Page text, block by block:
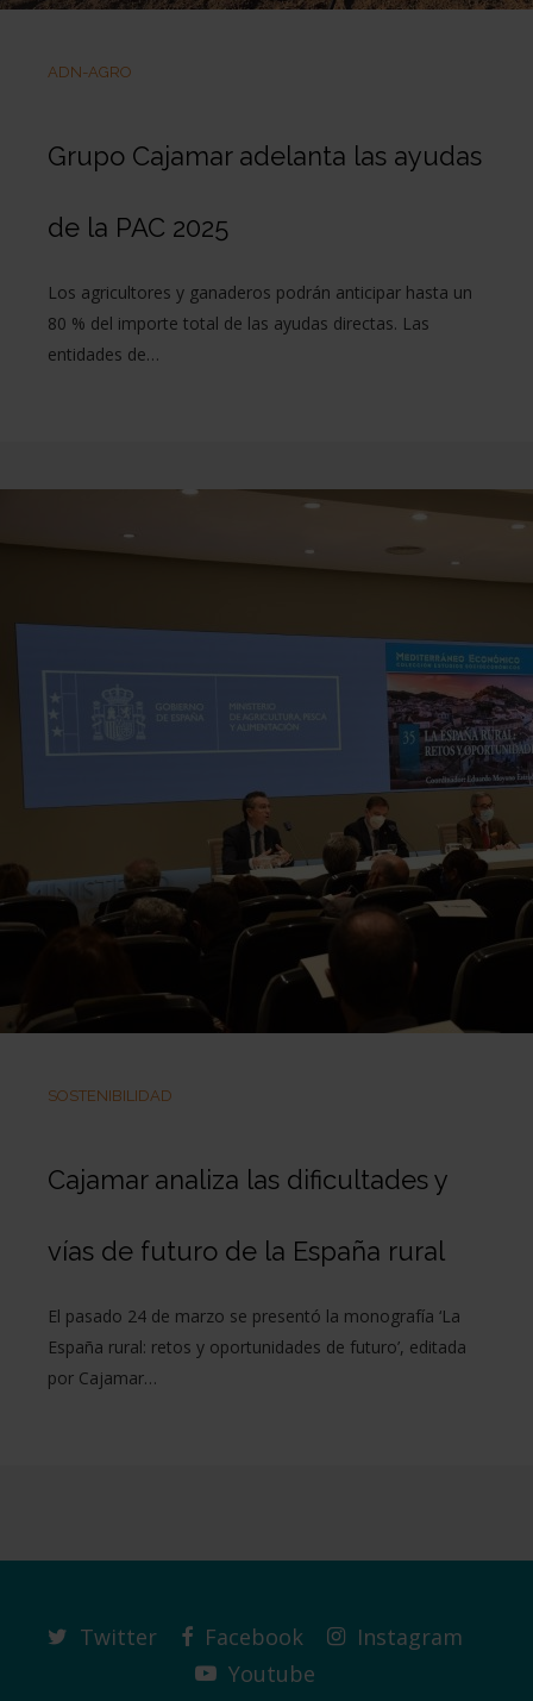
ADN-AGRO
Grupo Cajamar adelanta las ayudas
de la PAC 2025
Los agricultores y ganaderos podrán anticipar hasta un
80 % del importe total de las ayudas directas. Las
entidades de…
SOSTENIBILIDAD
Cajamar analiza las dificultades y
vías de futuro de la España rural
El pasado 24 de marzo se presentó la monografía ‘La
España rural: retos y oportunidades de futuro’, editada
por Cajamar…
Twitter Facebook
Instagram
Youtube